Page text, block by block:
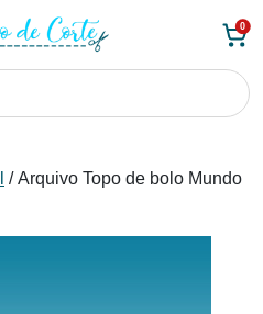
0
/ Arquivo Topo de bolo Mundo